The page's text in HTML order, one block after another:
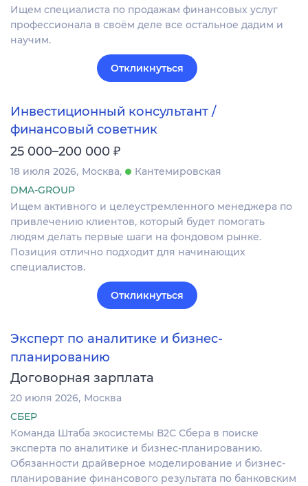
Ищем специалиста по продажам финансовых услуг
профессионала в своём деле все остальное дадим и
научим.
Откликнуться
Инвестиционный консультант /
финансовый советник
25 000–200 000 ₽
18 июля 2026 Москва
Кантемировская
DMA-GROUP
Ищем активного и целеустремленного менеджера по
привлечению клиентов, который будет помогать
людям делать первые шаги на фондовом рынке.
Позиция отлично подходит для начинающих
специалистов.
Откликнуться
Эксперт по аналитике и бизнес-
планированию
Договорная зарплата
20 июля 2026 Москва
СБЕР
Команда Штаба экосистемы В2С Сбера в поиске
эксперта по аналитике и бизнес-планированию.
Обязанности драйверное моделирование и бизнес-
планирование финансового результата по банковским